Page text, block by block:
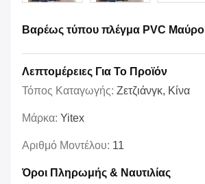
Βαρέως τύπου πλέγμα PVC Μαύρο
Λεπτομέρειες Για Το Προϊόν
Τόπος Καταγωγής: Ζετζιάνγκ, Κίνα
Μάρκα: Yitex
Αριθμό Μοντέλου: 11
Όροι Πληρωμής & Ναυτιλίας